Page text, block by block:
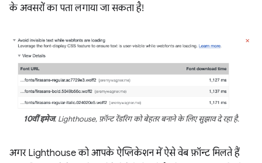
के अवसरों का पता लगाया जा सकता है!
10वीं इमेज. Lighthouse, फ़ॉन्ट रेंडरिंग को बेहतर बनाने के लिए सुझाव दे रहा है.
अगर Lighthouse को आपके ऐप्लिकेशन में ऐसे वेब फ़ॉन्ट मिलते हैं